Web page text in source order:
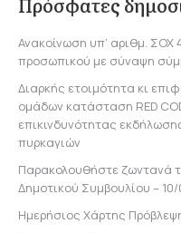
Ανακοίνωση υπ’ αριθμ.
προσωπικού με σύναψη
Διαρκής ετοιμότητα κι
ομάδων κατάσταση RED
επικινδυνότητας
πυρκαγιών
Παρακολουθήστε ζωντανά
Δημοτικού Συμβουλίου –
Ημερήσιος Χάρτης